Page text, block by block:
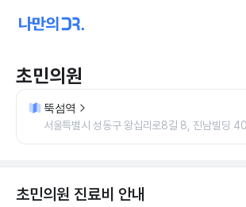
초민의원
뚝섬역
서울특별시 성동구 왕십리로8길 8, 진남빌딩
초민의원 진료비 안내